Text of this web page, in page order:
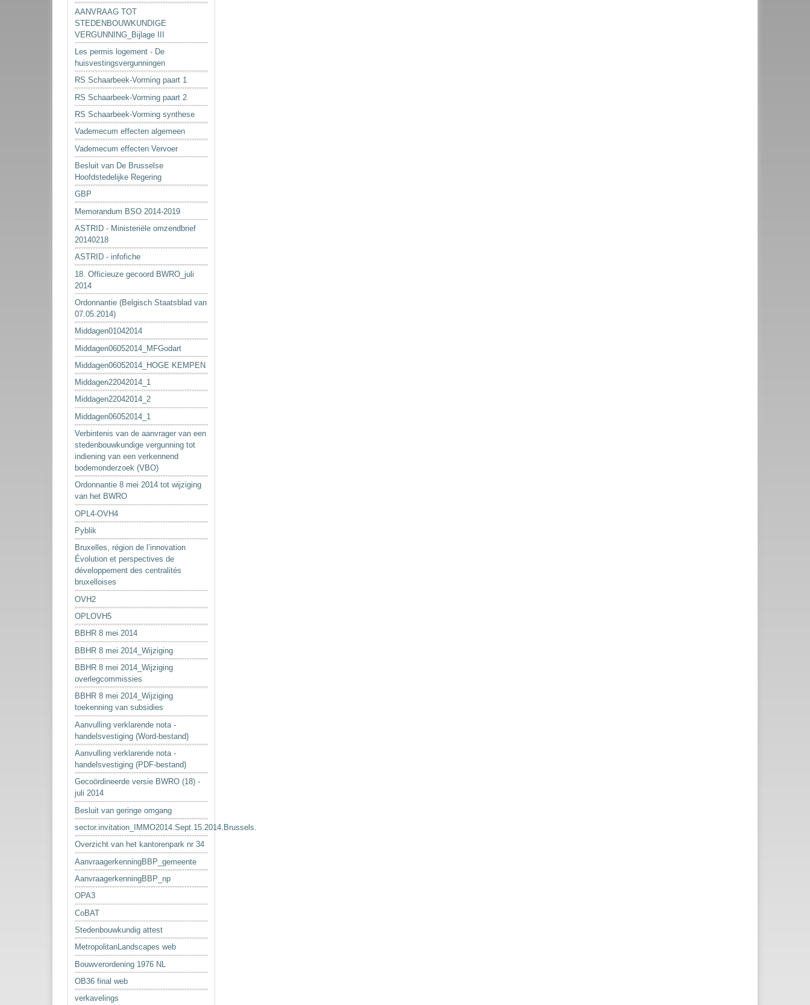
AANVRAAG TOT
STEDENBOUWKUNDIGE
VERGUNNING_Bijlage III
Les permis logement - De
huisvestingsvergunningen
RS Schaarbeek-Vorming paart 1
RS Schaarbeek-Vorming paart 2
RS Schaarbeek-Vorming synthese
Vademecum effecten algemeen
Vademecum effecten Vervoer
Besluit van De Brusselse
Hoofdstedelijke Regering
GBP
Memorandum BSO 2014-2019
ASTRID - Ministeriële omzendbrief
20140218
ASTRID - infofiche
18. Officieuze gecoord BWRO_juli
2014
Ordonnantie (Belgisch Staatsblad van
07.05.2014)
Middagen01042014
Middagen06052014_MFGodart
Middagen06052014_HOGE KEMPEN
Middagen22042014_1
Middagen22042014_2
Middagen06052014_1
Verbintenis van de aanvrager van een
stedenbouwkundige vergunning tot
indiening van een verkennend
bodemonderzoek (VBO)
Ordonnantie 8 mei 2014 tot wijziging
van het BWRO
OPL4-OVH4
Pyblik
Bruxelles, région de l’innovation
Évolution et perspectives de
développement des centralités
bruxelloises
OVH2
OPLOVH5
BBHR 8 mei 2014
BBHR 8 mei 2014_Wijziging
BBHR 8 mei 2014_Wijziging
overlegcommissies
BBHR 8 mei 2014_Wijziging
toekenning van subsidies
Aanvulling verklarende nota -
handelsvestiging (Word-bestand)
Aanvulling verklarende nota -
handelsvestiging (PDF-bestand)
Gecoördineerde versie BWRO (18) -
juli 2014
Besluit van geringe omgang
sector.invitation_IMMO2014.Sept.15.2014.Brussels.
Overzicht van het kantorenpark nr 34
AanvraagerkenningBBP_gemeente
AanvraagerkenningBBP_np
OPA3
CoBAT
Stedenbouwkundig attest
MetropolitanLandscapes web
Bouwverordening 1976 NL
OB36 final web
verkavelings